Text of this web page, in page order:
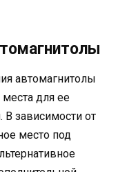
автомагнитолы
для ее
зависимости от
место под